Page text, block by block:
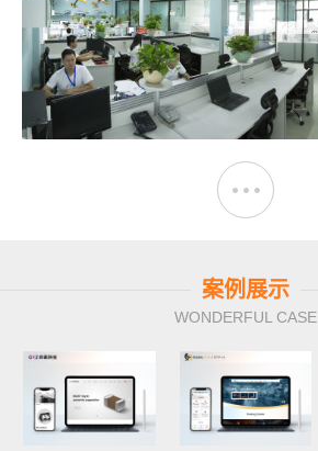
案例展示
WONDERFUL CASE